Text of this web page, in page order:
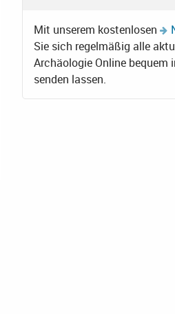
Mit unserem kostenlosen
Sie sich regelmäßig alle
Archäologie Online bequem
senden lassen.